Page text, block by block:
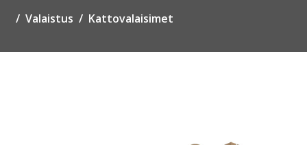
Valaistus Kattovalaisimet